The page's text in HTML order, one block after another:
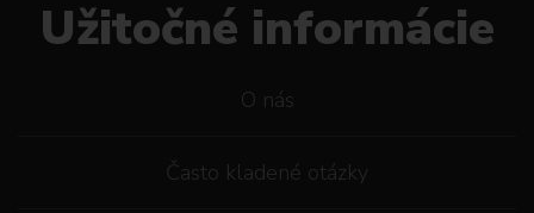
Užitočné informácie
O nás
Často kladené otázky